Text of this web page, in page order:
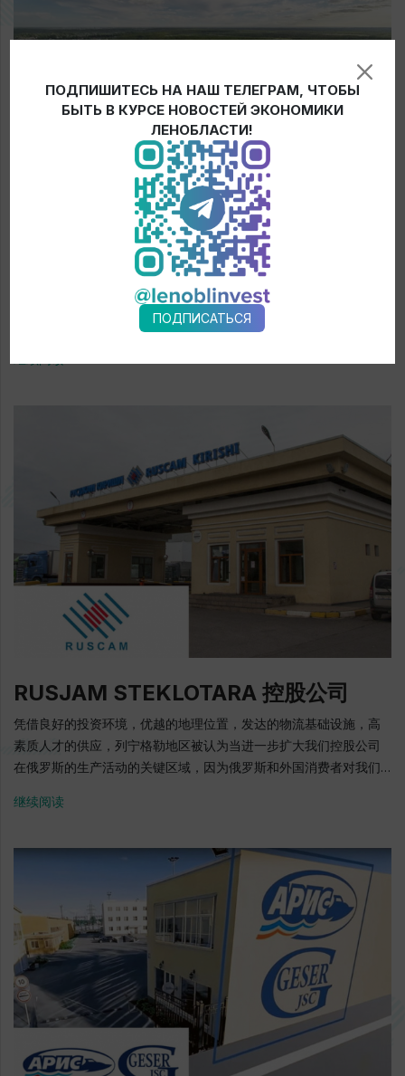
世界领先者. 该公司成立于1909年. 公司有几个部门：隔热，隔音，
150亿卢布 - 俄罗斯联邦的投资额 251名员工这是2017年的
Rockwool工厂在维堡开业. 部分制造的绝热材料供应给芬兰 2012:
在Rockwool位于维堡的工厂推出新的Rockfon吸音天花板生产线
地址: 维堡市, Promyshlennaya大路,3号,5楼 电话: +7 (812) 449-
82-49 官方网站: www.rockwool.ru
建造新综合体的主要原因是在历史上现有的带有 4米深度航道的场
地上可以建造长达50米以下的任何船只，并且在新造船综合体的位
置，航道深度为6米，这允许建造50米至100米长的船只. 列宁格勒
提供：吸引投资（60亿卢布），创造至少1,200个新的高科技工作岗
公司生产技术船队船舶 - 海上拖船，救援人员，服务船，为港口和
水域船舶和船只提供服务的供应船. 总共向俄罗斯联邦所有地区并出
口运送了大约120艘拖船. 2016年，一个新的造船综合体投入使用，
允许建造50至100米长的现代化海军舰艇和渔船，每年至少释放8个
单位. 这仍然是俄罗斯唯一的紧凑型造船厂. 投资量 - 62亿卢布 1200
船舶 2012: 股东大会决定实施“在列宁格勒地区建立现代化造船综合
体，组织现代资源节约型渔船连续生产”投资项目 2013年11月14日:
该项目得到了由V.V. PUTIN主持的战略倡议公司监督委员会的批准
2016年12月: 收到了该项目投入使用的许可 2017: 转移到俄罗斯客户
的4个北极级的PS-45救援拖船 2017- 2018: 按国家订货单22800 三
Otradnoye, Centralnaya大路, 4号 电话: + 7 (812) 336-40-66 E-
mail: mail@pellaship.ru 官方网站: www.pellaship.ru
RUSJAM STEKLOTARA 控股公司
凭借良好的投资环境，优越的地理位置，发达的物流基础设施，高
素质人才的供应，列宁格勒地区被认为当进一步扩大我们控股公司
在俄罗斯的生产活动的关键区域，因为俄罗斯和外国消费者对我们
政府的积极参与下，成功实施了基里希市一家玻璃厂现代化和重建
在列宁格勒地区的活动的广泛支持以及为实施这一大型项目提供投
司的成员，该公司是世界领先的玻璃产品制造商之一，在13个国家
开展业务，员工总数约2，2万人. 俄罗斯资产包括5家工厂. 该公司生
产高品质的啤酒，葡萄酒，强烈的酒精和非酒精饮料和食品市场产
品，是俄罗斯玻璃容器生产的领导者. 位于列宁格勒地区基里希市的
工厂是一家现代化的高科技企业，生产高品质的玻璃容器，满足俄
罗斯和国外市场的需求. 投资量 - 60亿卢布 4460个工作岗位（在
持续提供服务的公司中增加150个工作岗位） 每年20，4万吨玻璃或
7.18亿件产品 2002: 一家玻璃厂的建设完成，设计能力 - 每年2.4亿
继续阅读
ПОДПИШИТЕСЬ НА НАШ ТЕЛЕГРАМ, ЧТОБЫ
БЫТЬ В КУРСЕ НОВОСТЕЙ ЭКОНОМИКИ
ЛЕНОБЛАСТИ!
ПОДПИСАТЬСЯ